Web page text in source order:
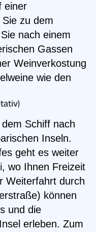
einer
zu dem
nach einem
Gassen
Weinverkostung
wie den
Schiff nach
Inseln.
geht es weiter
wo Ihnen Freizeit
Weiterfahrt durch
können
und die
erleben. Zum